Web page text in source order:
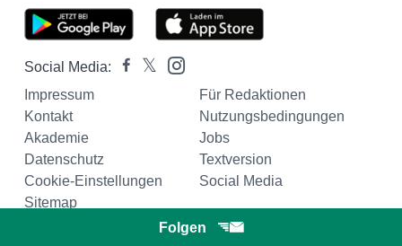
Folgen
Social Media:
Impressum
Für Redaktionen
Kontakt
Nutzungsbedingungen
Akademie
Jobs
Datenschutz
Textversion
Cookie-Einstellungen
Social Media
Sitemap